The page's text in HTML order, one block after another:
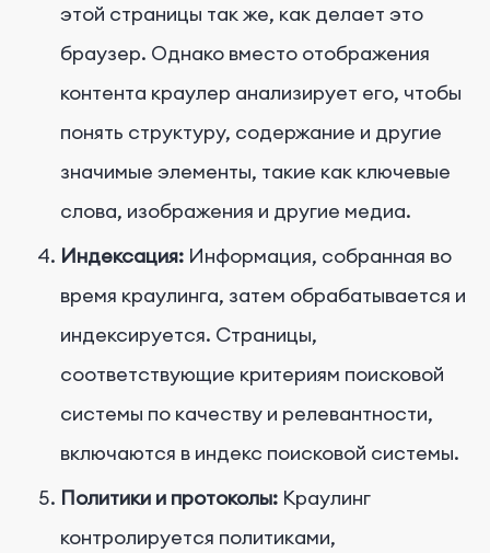
этой страницы так же, как делает это
браузер. Однако вместо отображения
контента краулер анализирует его, чтобы
понять структуру, содержание и другие
значимые элементы, такие как ключевые
слова, изображения и другие медиа.
Индексация: Информация, собранная во
время краулинга, затем обрабатывается и
индексируется. Страницы,
соответствующие критериям поисковой
системы по качеству и релевантности,
включаются в индекс поисковой системы.
Политики и протоколы: Краулинг
контролируется политиками,